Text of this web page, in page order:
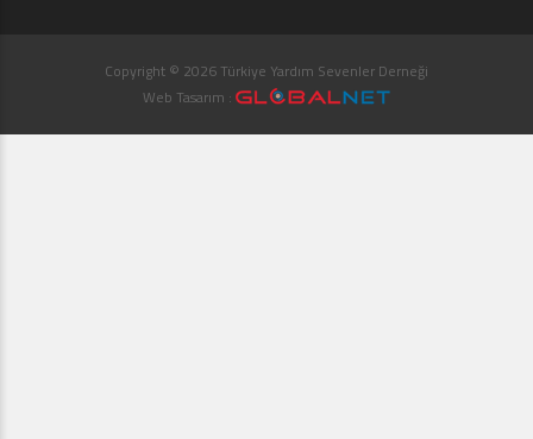
Copyright © 2026 Türkiye Yardım Sevenler Derneği
Web Tasarım :